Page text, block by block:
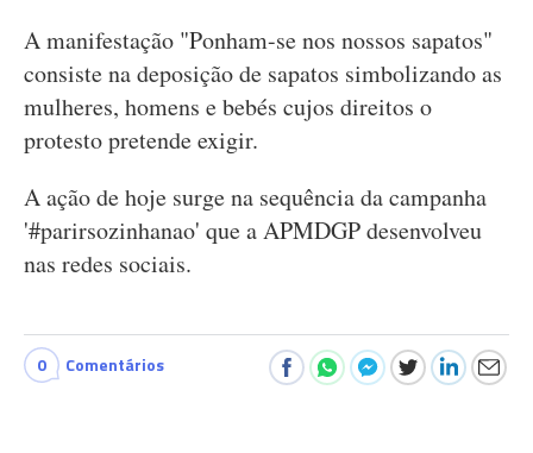
A manifestação "Ponham-se nos nossos sapatos"
consiste na deposição de sapatos simbolizando as
mulheres, homens e bebés cujos direitos o
protesto pretende exigir.
A ação de hoje surge na sequência da campanha
'#parirsozinhanao' que a APMDGP desenvolveu
nas redes sociais.
0 Comentários